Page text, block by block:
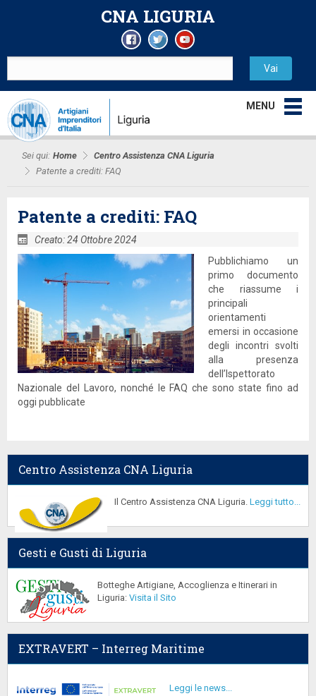
CNA LIGURIA
MENU
Sei qui: Home
Centro Assistenza CNA Liguria
Patente a crediti: FAQ
Patente a crediti: FAQ
Creato: 24 Ottobre 2024
Pubblichiamo un
primo documento
che riassume i
principali
orientamenti
emersi in occasione
degli incontri svolti
alla presenza
dell’Ispettorato
Nazionale del Lavoro, nonché le FAQ che sono state fino ad
oggi pubblicate
Centro Assistenza CNA Liguria
Il Centro Assistenza CNA Liguria. Leggi tutto...
Gesti e Gusti di Liguria
Botteghe Artigiane, Accoglienza e Itinerari in
Liguria: Visita il Sito
EXTRAVERT – Interreg Maritime
Leggi le news...